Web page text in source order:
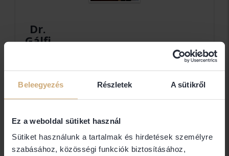
Beleegyezés Részletek A sütikről
Ez a weboldal sütiket használ
Sütiket használunk a tartalmak és hirdetések személyre
szabásához, közösségi funkciók biztosításához,
Dr.
Gálfi
ügyvéd
Dr. Gálfi Marianna
Elérhetőségek